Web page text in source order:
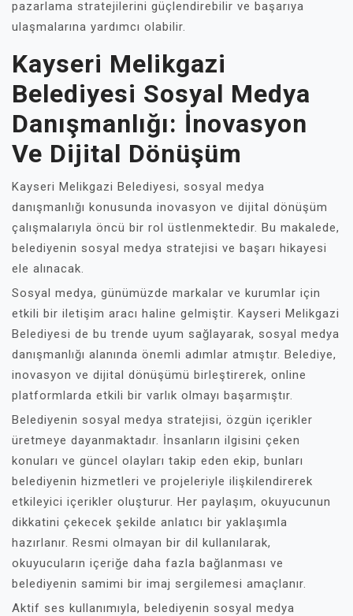
pazarlama stratejilerini güçlendirebilir ve başarıya
ulaşmalarına yardımcı olabilir.
Kayseri Melikgazi
Belediyesi Sosyal Medya
Danışmanlığı: İnovasyon
Ve Dijital Dönüşüm
Kayseri Melikgazi Belediyesi, sosyal medya
danışmanlığı konusunda inovasyon ve dijital dönüşüm
çalışmalarıyla öncü bir rol üstlenmektedir. Bu makalede,
belediyenin sosyal medya stratejisi ve başarı hikayesi
ele alınacak.
Sosyal medya, günümüzde markalar ve kurumlar için
etkili bir iletişim aracı haline gelmiştir. Kayseri Melikgazi
Belediyesi de bu trende uyum sağlayarak, sosyal medya
danışmanlığı alanında önemli adımlar atmıştır. Belediye,
inovasyon ve dijital dönüşümü birleştirerek, online
platformlarda etkili bir varlık olmayı başarmıştır.
Belediyenin sosyal medya stratejisi, özgün içerikler
üretmeye dayanmaktadır. İnsanların ilgisini çeken
konuları ve güncel olayları takip eden ekip, bunları
belediyenin hizmetleri ve projeleriyle ilişkilendirerek
etkileyici içerikler oluşturur. Her paylaşım, okuyucunun
dikkatini çekecek şekilde anlatıcı bir yaklaşımla
hazırlanır. Resmi olmayan bir dil kullanılarak,
okuyucuların içeriğe daha fazla bağlanması ve
belediyenin samimi bir imaj sergilemesi amaçlanır.
Aktif ses kullanımıyla, belediyenin sosyal medya